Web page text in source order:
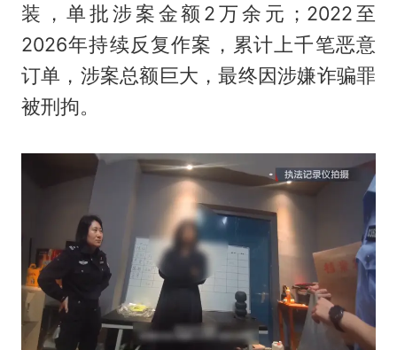
装，单批涉案金额2万余元；2022至
2026年持续反复作案，累计上千笔恶意
订单，涉案总额巨大，最终因涉嫌诈骗罪
被刑拘。